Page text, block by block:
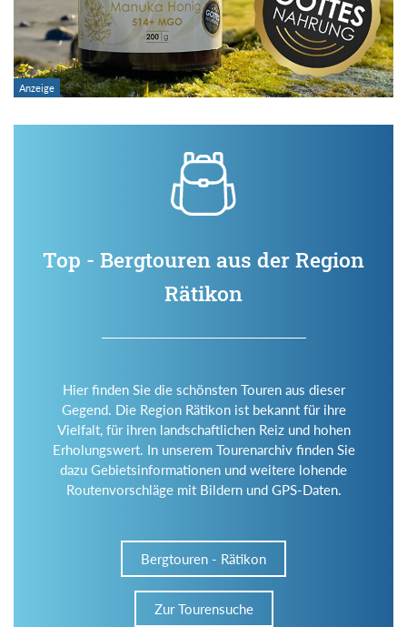
Top - Bergtouren aus der Region
Rätikon
Hier finden Sie die schönsten Touren aus dieser
Gegend. Die Region Rätikon ist bekannt für ihre
Vielfalt, für ihren landschaftlichen Reiz und hohen
Erholungswert. In unserem Tourenarchiv finden Sie
dazu Gebietsinformationen und weitere lohende
Routenvorschläge mit Bildern und GPS-Daten.
Bergtouren - Rätikon
Zur Tourensuche